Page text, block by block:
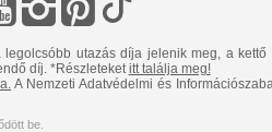
utazás díja jelenik meg, a
díj. *Részleteketitt találja meg!
A Nemzeti Adatvédelmi és
be.